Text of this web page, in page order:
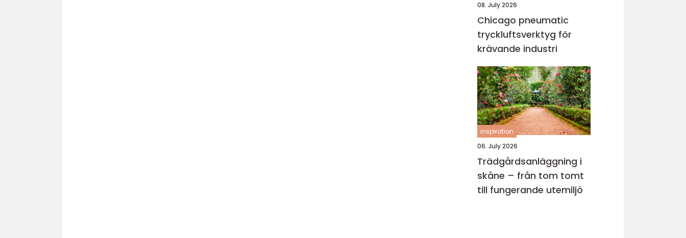
08. July 2026
Chicago pneumatic
tryckluftsverktyg för
krävande industri
inspiration
06. July 2026
Trädgårdsanläggning i
skåne – från tom tomt
till fungerande utemiljö